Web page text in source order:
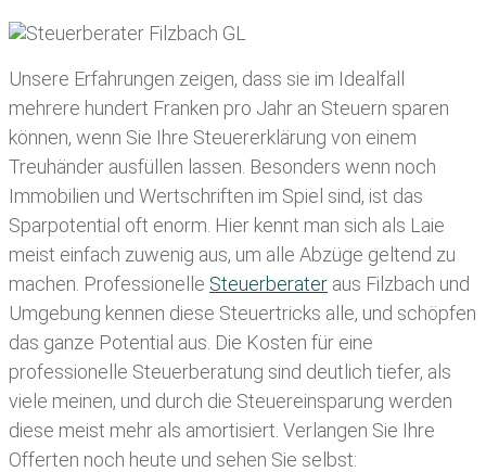
Unsere Erfahrungen zeigen, dass sie im Idealfall
mehrere hundert Franken pro Jahr an Steuern sparen
können, wenn Sie Ihre Steuererklärung von einem
Treuhänder ausfüllen lassen . Besonders wenn noch
Immobilien und Wertschriften im Spiel sind, ist das
Sparpotential oft enorm. Hier kennt man sich als Laie
meist einfach zuwenig aus, um alle Abzüge geltend zu
machen. Professionelle Steuerberater aus Filzbach und
Umgebung kennen diese Steuertricks alle, und schöpfen
das ganze Potential aus. Die Kosten für eine
professionelle Steuerberatung sind deutlich tiefer, als
viele meinen, und durch die Steuereinsparung werden
diese meist mehr als amortisiert. Verlangen Sie Ihre
Offerten noch heute und sehen Sie selbst: